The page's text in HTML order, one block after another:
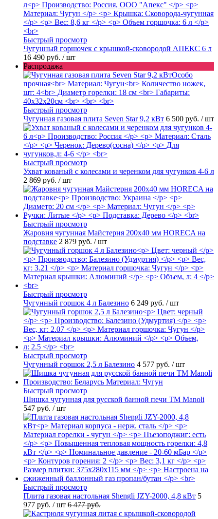
Быстрый просмотр
Чугунный горшочек с крышкой-сковородой АПЕКС 6 л
16 490 руб. / шт
Распродажа
Быстрый просмотр
Чугунная газовая плита Seven Star 9,2 кВт 6 500 руб. / шт
Быстрый просмотр
Ухват кованый с колесами и черенком для чугунков 4-6 л
2 869 руб. / шт
Быстрый просмотр
Жаровня чугунная Майстерня 200х40 мм HORECA на
подставке 2 879 руб. / шт
Быстрый просмотр
Чугунный горшок 4 л Балезино 6 249 руб. / шт
Быстрый просмотр
Чугунный горшок 2,5 л Балезино 4 577 руб. / шт
Быстрый просмотр
Шишка чугунная для русской банной печи ТМ Manoli
547 руб. / шт
Быстрый просмотр
Плита газовая настольная Shengli JZY-2000, 4,8 кВт 5
977 руб. / шт 6 477 руб.